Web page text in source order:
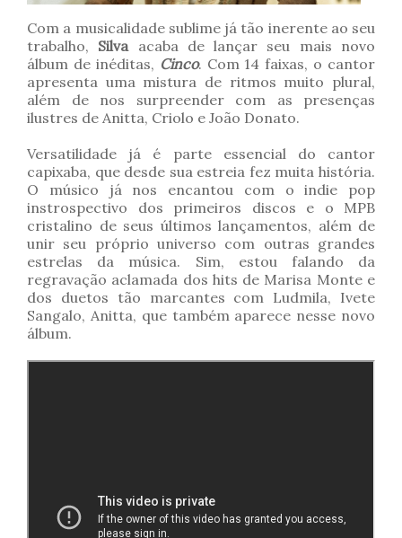
Com a musicalidade sublime já tão inerente ao seu
trabalho, Silva acaba de lançar seu mais novo
álbum de inéditas, Cinco. Com 14 faixas, o cantor
apresenta uma mistura de ritmos muito plural,
além de nos surpreender com as presenças
ilustres de Anitta, Criolo e João Donato.
Versatilidade já é parte essencial do cantor
capixaba, que desde sua estreia fez muita história.
O músico já nos encantou com o indie pop
instrospectivo dos primeiros discos e o MPB
cristalino de seus últimos lançamentos, além de
unir seu próprio universo com outras grandes
estrelas da música. Sim, estou falando da
regravação aclamada dos hits de Marisa Monte e
dos duetos tão marcantes com Ludmila, Ivete
Sangalo, Anitta, que também aparece nesse novo
álbum.